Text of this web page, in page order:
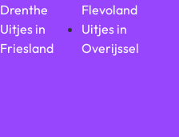
Drenthe
Uitjes in
Friesland
Flevoland
Uitjes in
Overijssel